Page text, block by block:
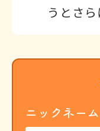
うとさら
ニックネーム